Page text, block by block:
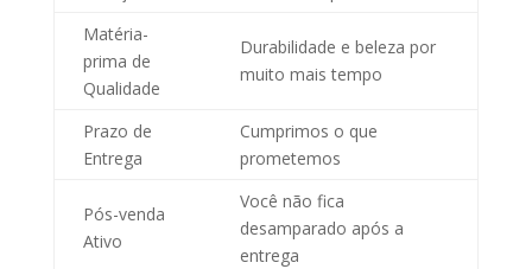
Matéria-
prima de
Qualidade
Durabilidade e beleza por
muito mais tempo
Prazo de
Entrega
Cumprimos o que
prometemos
Pós-venda
Ativo
Você não fica
desamparado após a
entrega